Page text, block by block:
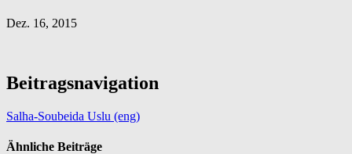
Dez. 16, 2015
Beitragsnavigation
Salha-Soubeida Uslu (eng)
Ähnliche Beiträge